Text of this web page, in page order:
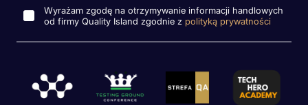
Wyrażam zgodę na otrzymywanie informacji handlowych
od firmy Quality Island zgodnie z polityką prywatności